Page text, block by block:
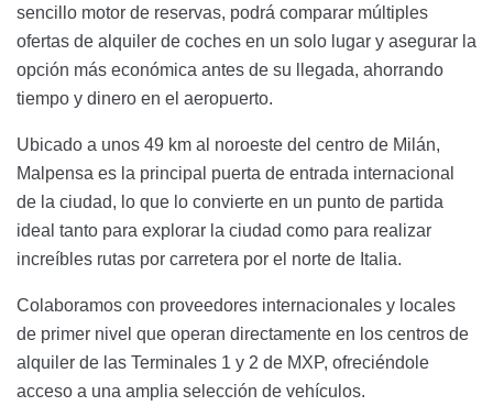
sencillo motor de reservas, podrá comparar múltiples
ofertas de alquiler de coches en un solo lugar y asegurar la
opción más económica antes de su llegada, ahorrando
tiempo y dinero en el aeropuerto.
Ubicado a unos 49 km al noroeste del centro de Milán,
Malpensa es la principal puerta de entrada internacional
de la ciudad, lo que lo convierte en un punto de partida
ideal tanto para explorar la ciudad como para realizar
increíbles rutas por carretera por el norte de Italia.
Colaboramos con proveedores internacionales y locales
de primer nivel que operan directamente en los centros de
alquiler de las Terminales 1 y 2 de MXP, ofreciéndole
acceso a una amplia selección de vehículos.